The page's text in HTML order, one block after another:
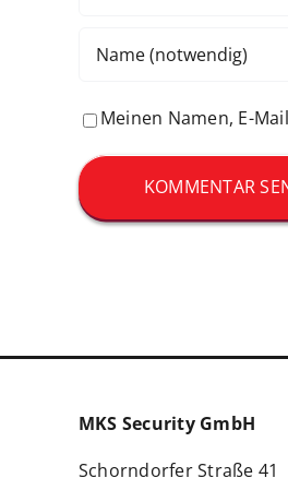
Meinen Namen, E-
MKS Security GmbH
Schorndorfer Straße 41